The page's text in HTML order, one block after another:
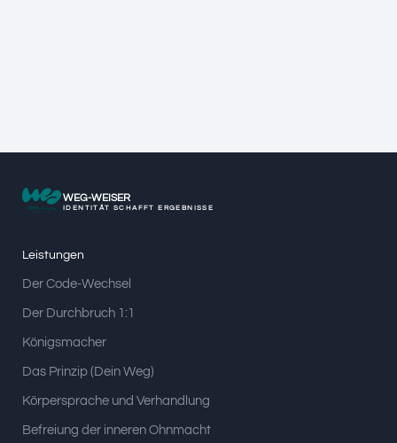
WEG-WEISER
IDENTITÄT SCHAFFT ERGEBNISSE
Leistungen
Der Code-Wechsel
Der Durchbruch 1:1
Königsmacher
Das Prinzip (Dein Weg)
Körpersprache und Verhandlung
Befreiung der inneren Ohnmacht